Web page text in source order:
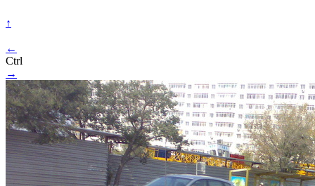
↑
←
Ctrl
→